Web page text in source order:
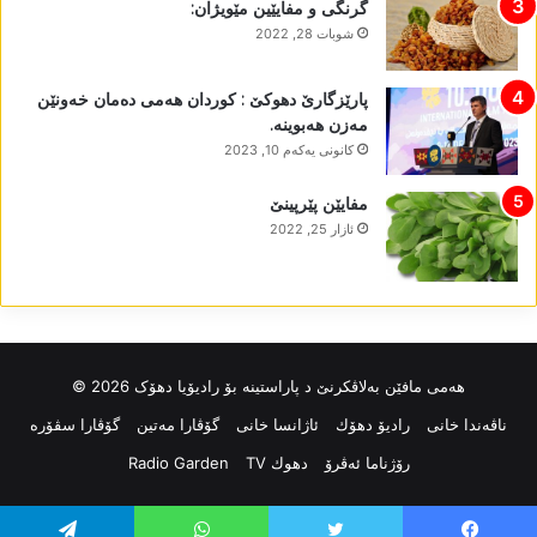
گرنگی و مفایێین مێویژان:
شوبات 28, 2022
پارێزگارێ دھوکێ : کوردان ھەمی دەمان خەونێن
مەزن ھەبوینە.
كانونی یه‌كه‌م 10, 2023
مفایێن پێرپینێ
ئازار 25, 2022
ھەمی مافێن بەلاڤکرنێ د پاراستینە بۆ رادیۆیا دھۆک 2026 ©
ناڤه‌ندا خانی
رادیۆ دهۆك ئاژانسا خانی گۆڤارا مەتین
گۆڤارا سڤۆرە
رۆژناما ئەڤرۆ
دهوك TV Radio Garden